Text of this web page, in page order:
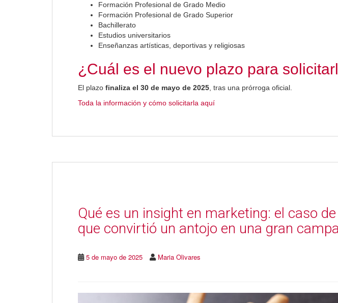
Formación Profesional de Grado Medio
Formación Profesional de Grado Superior
Bachillerato
Estudios universitarios
Enseñanzas artísticas, deportivas y religiosas
¿Cuál es el nuevo plazo para
El plazo finaliza el 30 de mayo de 2025 , tras una prórroga oficial.
Toda la información y cómo solicitarla aquí
Qué es un insight en marketing: el caso
que convirtió un antojo en una gran
5 de mayo de 2025 Maria Olivares